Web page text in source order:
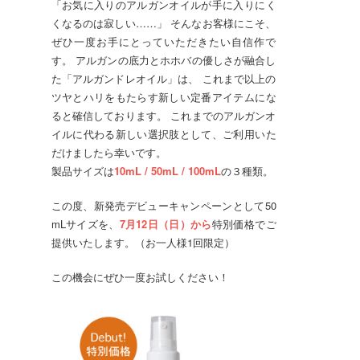
「お気に入りのアルガンオイルが手に入りにく
くなるのは寂しい……」 そんなお客様にこそ、
ぜひ一度お手にとっていただきたい自信作で
す。 アルガンの底力とホホバの優しさが融合し
た「アルガンドレオイル」は、 これまで以上の
ツヤとハリをもたらす新しい定番アイテムにな
ると確信しております。 これまでのアルガンオ
イルに代わる新しい選択肢として、ご利用いた
だけましたら幸いです。
製品サイズは10mL / 50mL / 100mLの３種類。
この度、新発売デビューキャンペーンとして50
mLサイズを、 7月12日（日）から特別価格でご
提供いたします。（お一人様1回限定）
この機会にぜひ一度お試しください！